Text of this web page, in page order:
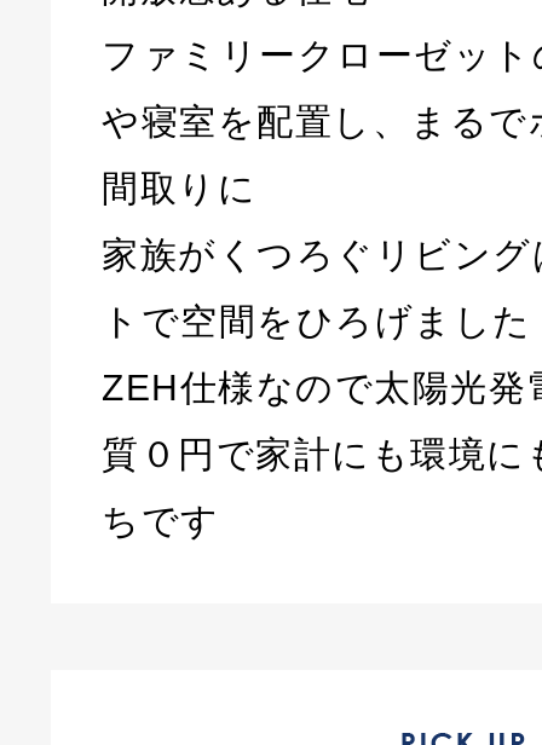
ファミリークローゼッ
や寝室を配置し、まる
間取りに
家族がくつろぐリビン
トで空間をひろげました
ZEH仕様なので太陽光発
質０円で家計にも環境
ちです